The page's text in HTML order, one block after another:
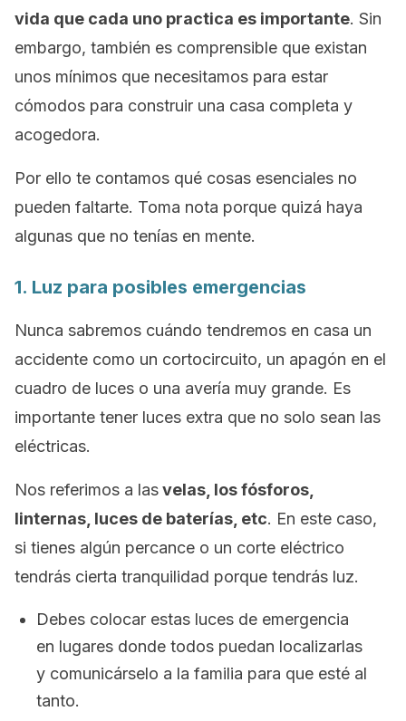
vida que cada uno practica es importante. Sin
embargo, también es comprensible que existan
unos mínimos que necesitamos para estar
cómodos para construir una casa completa y
acogedora.
Por ello te contamos qué cosas esenciales no
pueden faltarte. Toma nota porque quizá haya
algunas que no tenías en mente.
1. Luz para posibles emergencias
Nunca sabremos cuándo tendremos en casa un
accidente como un cortocircuito, un apagón en el
cuadro de luces o una avería muy grande. Es
importante tener luces extra que no solo sean las
eléctricas.
Nos referimos a lasvelas, los fósforos,
linternas, luces de baterías, etc. En este caso,
si tienes algún percance o un corte eléctrico
tendrás cierta tranquilidad porque tendrás luz.
Debes colocar estas luces de emergencia
en lugares donde todos puedan localizarlas
y comunicárselo a la familia para que esté al
tanto.